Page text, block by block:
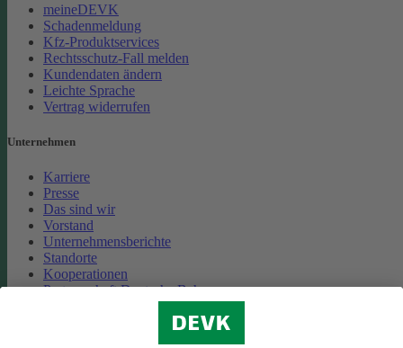
meineDEVK
Schadenmeldung
Kfz-Produktservices
Rechtsschutz-Fall melden
Kundendaten ändern
Leichte Sprache
Vertrag widerrufen
Unternehmen
Karriere
Presse
Das sind wir
Vorstand
Unternehmensberichte
Standorte
Kooperationen
Partnerschaft Deutsche Bahn